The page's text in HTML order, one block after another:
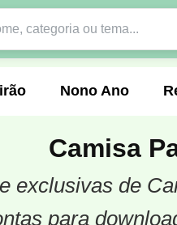
Nono Ano
Fonte
Camisa
exclusivas de
para